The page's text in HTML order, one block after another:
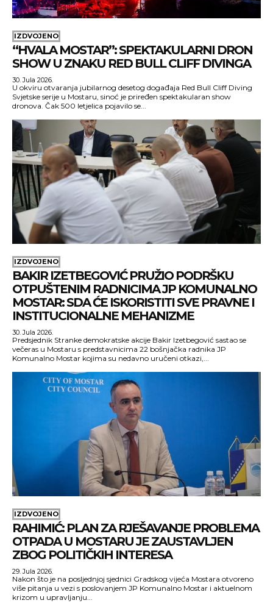
IZDVOJENO
“HVALA MOSTAR”: SPEKTAKULARNI DRON
SHOW U ZNAKU RED BULL CLIFF DIVINGA
30. Jula 2026.
U okviru otvaranja jubilarnog desetog događaja Red Bull Cliff Diving
Svjetske serije u Mostaru, sinoć je priređen spektakularan show
dronova. Čak 500 letjelica pojavilo se...
IZDVOJENO
BAKIR IZETBEGOVIĆ PRUŽIO PODRŠKU
OTPUŠTENIM RADNICIMA JP KOMUNALNO
MOSTAR: SDA ĆE ISKORISTITI SVE PRAVNE I
INSTITUCIONALNE MEHANIZME
30. Jula 2026.
Predsjednik Stranke demokratske akcije Bakir Izetbegović sastao se
večeras u Mostaru s predstavnicima 22 bošnjačka radnika JP
Komunalno Mostar kojima su nedavno uručeni otkazi,...
IZDVOJENO
RAHIMIĆ: PLAN ZA RJEŠAVANJE PROBLEMA
OTPADA U MOSTARU JE ZAUSTAVLJEN
ZBOG POLITIČKIH INTERESA
29. Jula 2026.
Nakon što je na posljednjoj sjednici Gradskog vijeća Mostara otvoreno
više pitanja u vezi s poslovanjem JP Komunalno Mostar i aktuelnom
krizom u upravljanju...